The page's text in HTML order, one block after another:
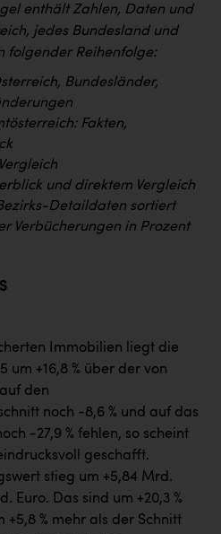
Dr. Loimer
enthält Zahlen, Daten und
jedes Bundesland und
folgender Reihenfolge:
Bundesländer,
Fakten,
und direktem Vergleich
Detaildaten sortiert
Verbücherungen in Prozent
Immobilien liegt die
um +16,8 % über der von
den
noch -8,6 % und auf das
-27,9 % fehlen, so scheint
geschafft.
stieg um +5,84 Mrd.
Euro. Das sind um +20,3 %
+5,8 % mehr als der Schnitt